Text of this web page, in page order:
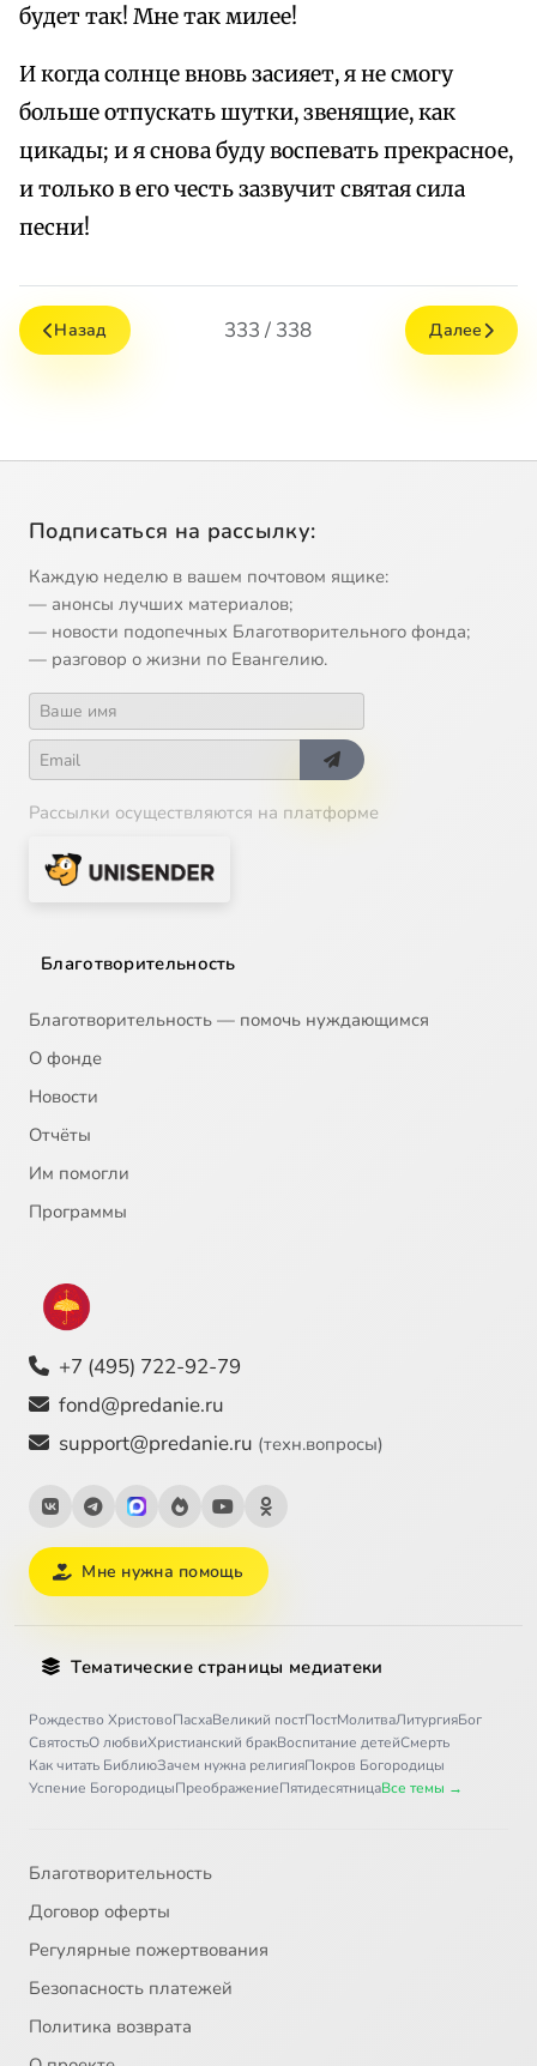
будет так! Мне так милее!
И когда солнце вновь засияет, я не смогу
больше отпускать шутки, звенящие, как
цикады; и я снова буду воспевать прекрасное,
и только в его честь зазвучит святая сила
песни!
Назад 333 / 338 Далее
Подписаться на рассылку:
Каждую неделю в вашем почтовом ящике:
— анонсы лучших материалов;
— новости подопечных Благотворительного фонда;
— разговор о жизни по Евангелию.
Рассылки осуществляются на платформе
Благотворительность
Благотворительность — помочь нуждающимся
О фонде
Новости
Отчёты
Им помогли
Программы
+7 (495) 722-92-79
fond@predanie.ru
support@predanie.ru (техн.вопросы)
Мне нужна помощь
Тематические страницы медиатеки
Рождество ХристовоПасхаВеликий постПостМолитваЛитургияБог
СвятостьО любвиХристианский бракВоспитание детейСмерть
Как читать БиблиюЗачем нужна религияПокров Богородицы
Успение БогородицыПреображениеПятидесятницаВсе темы →
Благотворительность
Договор оферты
Регулярные пожертвования
Безопасность платежей
Политика возврата